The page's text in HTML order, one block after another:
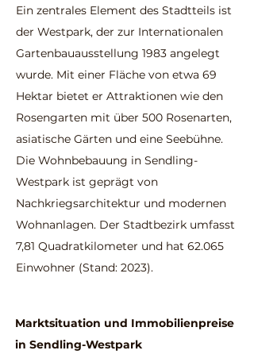
Ein zentrales Element des Stadtteils ist
der Westpark, der zur Internationalen
Gartenbauausstellung 1983 angelegt
wurde. Mit einer Fläche von etwa 69
Hektar bietet er Attraktionen wie den
Rosengarten mit über 500 Rosenarten,
asiatische Gärten und eine Seebühne.
Die Wohnbebauung in Sendling-
Westpark ist geprägt von
Nachkriegsarchitektur und modernen
Wohnanlagen. Der Stadtbezirk umfasst
7,81 Quadratkilometer und hat 62.065
Einwohner (Stand: 2023).
Marktsituation und Immobilienpreise
in Sendling-Westpark